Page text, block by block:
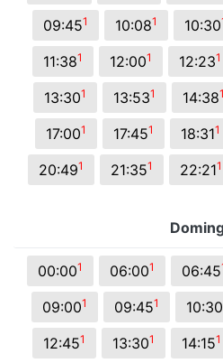
09:451 10:081 10:30
11:381 12:001 12:231
13:301 13:531 14:381
17:001 17:451 18:311
20:491 21:351 22:211
00:001 06:001 06:45
09:001 09:451 10:30
12:451 13:301 14:151